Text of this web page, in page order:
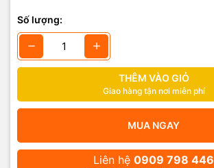
Số lượng:
THÊM VÀO GIỎ
Giao hàng tận nơi miễn phí
MUA NGAY
Liên hệ 0909 798 446